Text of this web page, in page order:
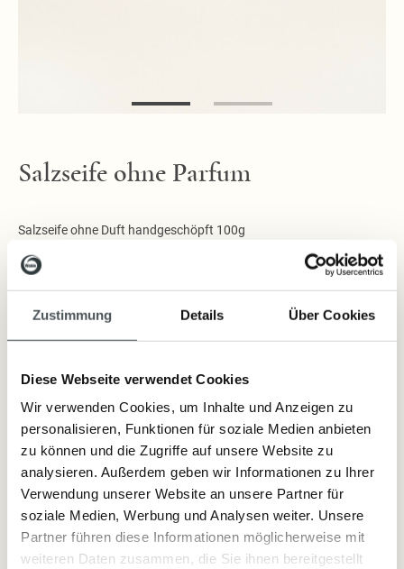
Zustimmung Details Über Cookies
Diese Webseite verwendet Cookies
Wir verwenden Cookies, um Inhalte und Anzeigen zu
personalisieren, Funktionen für soziale Medien anbieten
zu können und die Zugriffe auf unsere Website zu
analysieren. Außerdem geben wir Informationen zu Ihrer
Verwendung unserer Website an unsere Partner für
soziale Medien, Werbung und Analysen weiter. Unsere
Partner führen diese Informationen möglicherweise mit
weiteren Daten zusammen, die Sie ihnen bereitgestellt
Salzseife ohne Parfum
Salzseife ohne Duft handgeschöpft 100g
Die Gesichts-, Hand- und Duschseife aus Kokos- und Olivenöl ist
handgeschöpfte Seife, welche ohne Duft- und Farbstoffe auskommt,
eignet sich ideal für irritierte und beanspruchte Haut Die enthaltenen
wirksame Pflege bei Hautunreinheiten.
Lieferzeit: sofort lieferbar
6,10 €